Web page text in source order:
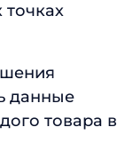
данные
товара в